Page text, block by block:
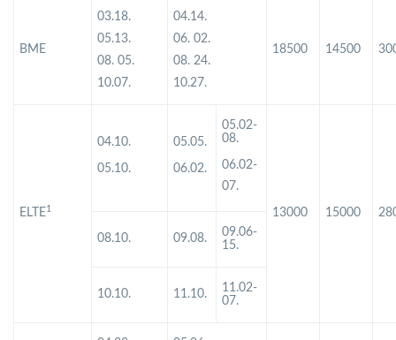
BME
03.18.
05.13.
08. 05.
10.07.
04.14.
06. 02.
08. 24.
10.27.
18500 14500
ELTE1
04.10.
05.10.
05.05.
06.02.
05.02-
08.
06.02-
07.
13000 15000
08.10. 09.08.
09.06-
15.
10.10. 11.10.
11.02-
07.